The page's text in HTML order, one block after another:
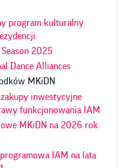
program kulturalny
2025
Dance Alliances
MKiDN
zakupy inwestycyjne
funkcjonowania IAM
MKiDN na 2026 rok
IAM na lata